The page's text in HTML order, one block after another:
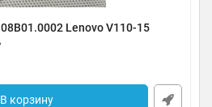
Lenovo V110-15
В корзину